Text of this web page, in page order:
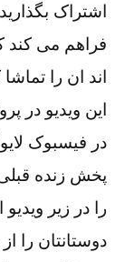
اشتراک
فراهم می کند
اند ان را
این ویدیو در
در فیسبوک
پخش زنده
را در زیر
دوستانتان را